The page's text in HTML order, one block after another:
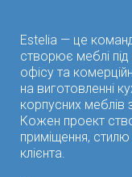
Estelia — це
створює меблі
офісу та
на виготовленні
корпусних меблів
Кожен проект
приміщення,
клієнта.